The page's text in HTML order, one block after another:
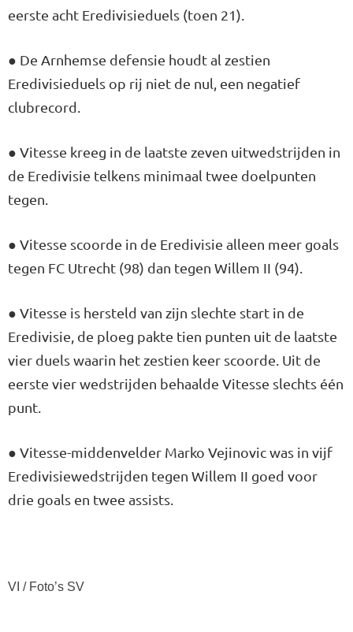
eerste acht Eredivisieduels (toen 21).
● De Arnhemse defensie houdt al zestien
Eredivisieduels op rij niet de nul, een negatief
clubrecord.
● Vitesse kreeg in de laatste zeven uitwedstrijden in
de Eredivisie telkens minimaal twee doelpunten
tegen.
● Vitesse scoorde in de Eredivisie alleen meer goals
tegen FC Utrecht (98) dan tegen Willem II (94).
● Vitesse is hersteld van zijn slechte start in de
Eredivisie, de ploeg pakte tien punten uit de laatste
vier duels waarin het zestien keer scoorde. Uit de
eerste vier wedstrijden behaalde Vitesse slechts één
punt.
● Vitesse-middenvelder Marko Vejinovic was in vijf
Eredivisiewedstrijden tegen Willem II goed voor
drie goals en twee assists.
VI / Foto’s SV